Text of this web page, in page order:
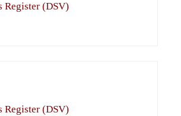
Register (DSV)
Register (DSV)